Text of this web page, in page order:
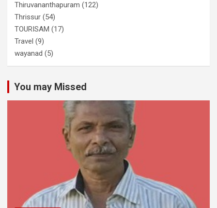
Thiruvananthapuram (122)
Thrissur (54)
TOURISAM (17)
Travel (9)
wayanad (5)
You may Missed